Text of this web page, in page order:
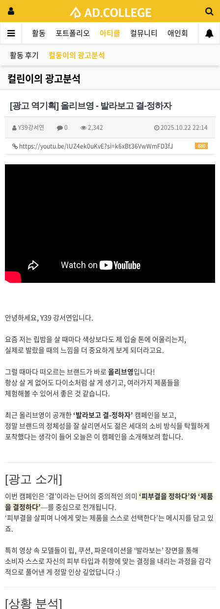
리지 활동 포트폴리오 아티클 컬뮤니티 애인회 신입
활동 후기 컬둥이의 광고분석
컬린이의 광고분석
[광고 역기획] 올리브영 - 발라보고 결-정하자
Y39강서연 0 2,342 2025.10.22 22:14
880
https://youtu.be/IUZ4ek0uKvE?si=k6xBt36VwWmFD3fJ
안녕하세요, Y39 강서연입니다.
요즘 저는 립밤을 살 때마다 색상보다도 제 입술 톤에 어울리는지,
실제로 발랐을 때의 느낌을 더 중요하게 보게 되더라고요.
그럴 때마다 떠오르는 브랜드가 바로 올리브영입니다!
항상 살 게 없어도 다이소처럼 살 게 생기고, 여러가지 제품들을
체험해볼 수 있어서 좋은 것 같습니다.
최근 올리브영이 공개한 ‘발라보고 결-정하자’ 캠페인을 보고,
정말 브랜드의 정체성을 잘 살리면서도 젊은 세대의 소비 방식을 탁월하게
포착했다는 생각이 들어 오늘은 이 캠페인을 소개해보려 합니다.
[광고 소개]
이번 캠페인은 ‘결’이라는 단어의 중의적인 의미 ‘피부결을 정하다’와 ‘제품
을 결정하다’—를 중심으로 전개됩니다.
‘피부결을 살피며 나에게 맞는 제품을 스스로 선택한다’는 메시지를 담고 있
죠.
특히 영상 속 모델들이 립, 쿠션, 파운데이션을 ‘발라보는’ 장면을 통해
소비자 스스로 자신의 피부 타입과 취향에 맞는 결정을 내리는 과정을 감각
적으로 풀어낸 게 정말 인상 깊었답니다 :)
[상황 분석]